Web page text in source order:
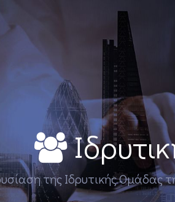
της Ιδρυτικής Ομάδας